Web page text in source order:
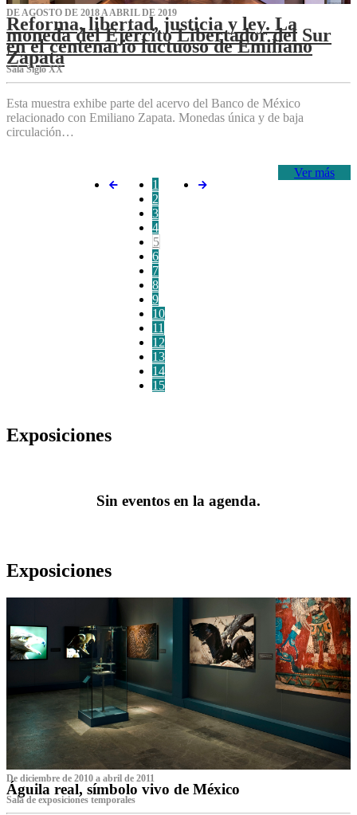
DE AGOSTO DE 2018 A ABRIL DE 2019
Reforma, libertad, justicia y ley. La
moneda del Ejército Libertador del Sur
en el centenario luctuoso de Emiliano
Zapata
Sala Siglo XX
Esta muestra exhibe parte del acervo del Banco de México
relacionado con Emiliano Zapata. Monedas única y de baja
circulación…
Ver más
1
2
3
4
5
6
7
8
9
10
11
12
13
14
15
Exposiciones
Sin eventos en la agenda.
Exposiciones
De diciembre de 2010 a abril de 2011
Águila real, símbolo vivo de México
Sala de exposiciones temporales